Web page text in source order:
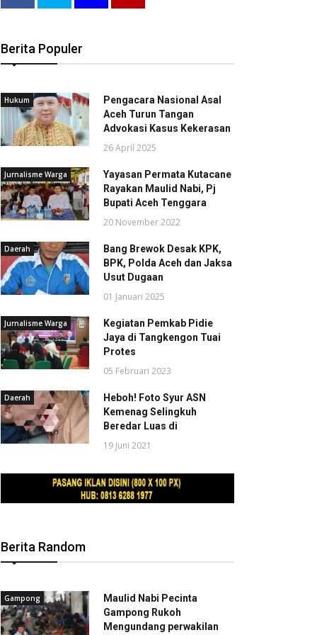
Berita Populer
Hukum
Pengacara Nasional Asal
Aceh Turun Tangan
Advokasi Kasus Kekerasan
26 April 2025
Jurnalisme Warga
Yayasan Permata Kutacane
Rayakan Maulid Nabi, Pj
Bupati Aceh Tenggara
20 November 2022
Daerah
Bang Brewok Desak KPK,
BPK, Polda Aceh dan Jaksa
Usut Dugaan
01 Januari 2025
Jurnalisme Warga
Kegiatan Pemkab Pidie
Jaya di Tangkengon Tuai
Protes
05 Februari 2023
Daerah
Heboh! Foto Syur ASN
Kemenag Selingkuh
Beredar Luas di
19 Juni 2021
Berita Random
Gampong
Maulid Nabi Pecinta
Gampong Rukoh
Mengundang perwakilan